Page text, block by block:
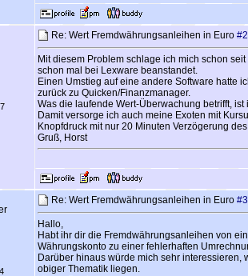
Re: Wert Fremdwährungsanleihen in Euro #2
Mit diesem Problem schlage ich mich schon
schon mal bei Lexware beanstandet.
Einen Umstieg auf eine andere Software hatte
zurück zu Quicken/Finanzmanager.
Was die laufende Wert-Überwachung betrifft,
Damit versorge ich auch meine Exoten mit
Knopfdruck mit nur 20 Minuten Verzögerung
Gruß, Horst
Re: Wert Fremdwährungsanleihen in Euro #3
Hallo,
Habt ihr dir die Fremdwährungsanleihen von
Währungskonto zu einer fehlerhaften
Darüber hinaus würde mich sehr
obiger Thematik liegen.